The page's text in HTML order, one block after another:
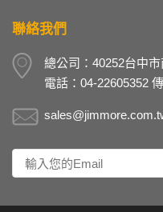
聯絡我們
總公司：40252台中
電話：04-22605352